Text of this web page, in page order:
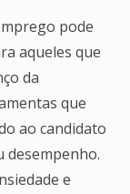
pode
aqueles que
da
que
ao candidato
desempenho.
e